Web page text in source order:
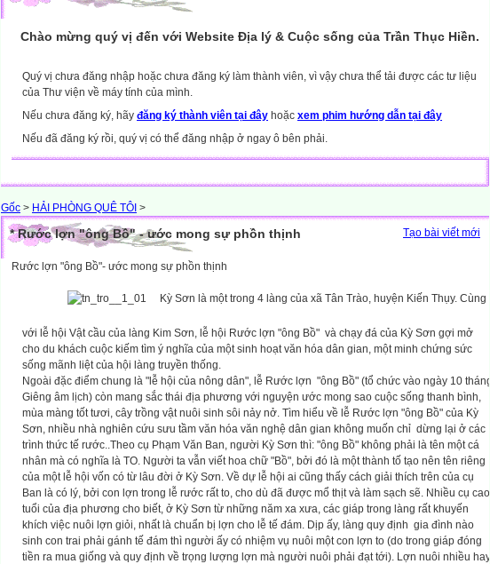
Chào mừng quý vị đến với Website Địa lý & Cuộc sống của Trần Thục Hiền.
Quý vị chưa đăng nhập hoặc chưa đăng ký làm thành viên, vì vậy chưa thể tải được các tư liệu
của Thư viện về máy tính của mình.
Nếu chưa đăng ký, hãy đăng ký thành viên tại đây hoặc xem phim hướng dẫn tại đây
Nếu đã đăng ký rồi, quý vị có thể đăng nhập ở ngay ô bên phải.
Gốc > HẢI PHÒNG QUÊ TÔI >
Tạo bài viết mới
* Rước lợn "ông Bồ" - ước mong sự phồn thịnh
Rước lợn "ông Bồ"- ước mong sự phồn thịnh
Kỳ Sơn là một trong 4 làng của xã Tân Trào, huyện Kiến Thụy. Cùng
với lễ hội Vật cầu của làng Kim Sơn, lễ hội Rước lợn "ông Bồ" và chạy đá của Kỳ Sơn gợi mở
cho du khách cuộc kiếm tìm ý nghĩa của một sinh hoạt văn hóa dân gian, một minh chứng sức
sống mãnh liệt của hội làng truyền thống.
Ngoài đặc điểm chung là "lễ hội của nông dân", lễ Rước lợn "ông Bồ" (tổ chức vào ngày 10 tháng
Giêng âm lịch) còn mang sắc thái địa phương với nguyện ước mong sao cuộc sống thanh bình,
mùa màng tốt tươi, cây trồng vật nuôi sinh sôi nảy nở. Tìm hiểu về lễ Rước lợn "ông Bồ" của Kỳ
Sơn, nhiều nhà nghiên cứu sưu tầm văn hóa văn nghệ dân gian không muốn chỉ dừng lại ở các
trình thức tế rước..Theo cụ Phạm Văn Ban, người Kỳ Sơn thì: "ông Bồ" không phải là tên một cá
nhân mà có nghĩa là TO. Người ta vẫn viết hoa chữ "Bồ", bởi đó là một thành tố tạo nên tên riêng
của một lễ hội vốn có từ lâu đời ở Kỳ Sơn. Về dự lễ hội ai cũng thấy cách giải thích trên của cụ
Ban là có lý, bởi con lợn trong lễ rước rất to, cho dù đã được mổ thịt và làm sạch sẽ. Nhiều cụ cao
tuổi của địa phương cho biết, ở Kỳ Sơn từ những năm xa xưa, các giáp trong làng rất khuyến
khích việc nuôi lợn giỏi, nhất là chuẩn bị lợn cho lễ tế đám. Dịp ấy, làng quy định gia đình nào
sinh con trai phải gánh tế đám thì người ấy có nhiệm vụ nuôi một con lợn to (do trong giáp đóng
tiền ra mua giống và quy định về trọng lượng lợn mà người nuôi phải đạt tới). Lợn nuôi nhiều hay